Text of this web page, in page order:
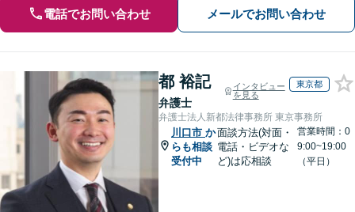
電話でお問い合わせ メールでお問い合わせ
都 裕記
弁護士
インタビュー
を見る
東京都
弁護士法人新都法律事務所 東京事務所
川口市 か
らも相談
受付中
面談方法(対面・
電話・ビデオな
ど)は応相談
営業時間：0
9:00~19:00
（平日）